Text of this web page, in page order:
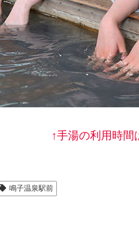
↑手湯の利用時間
鳴子温泉駅前